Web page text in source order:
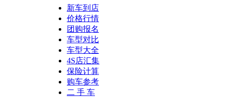
新车到店
价格行情
团购报名
车型对比
车型大全
4S店汇集
保险计算
购车参考
二 手 车